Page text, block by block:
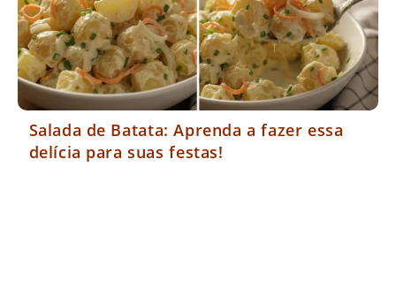
Salada de Batata: Aprenda a fazer essa
delícia para suas festas!